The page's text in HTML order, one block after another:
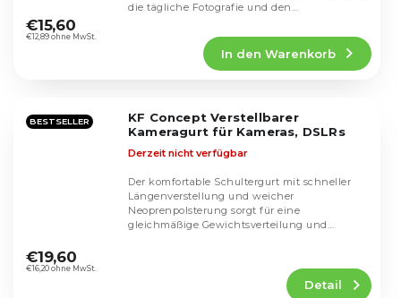
durchschnittliche
Produktbewertung
Sternen.
€12,89 ohne MwSt.
€15,60
In den Warenkorb
die tägliche Fotografie und den
BESTSELLER
KF Concept Verstellbarer
Kameragurt für Kameras, DSLRs
durchschnittliche
Produktbewertung
Derzeit nicht verfügbar
€16,20 ohne MwSt.
€19,60
Detail
Der komfortable Schultergurt mit schneller
Längenverstellung und weicher
Neoprenpolsterung sorgt für eine
gleichmäßige Gewichtsverteilung und